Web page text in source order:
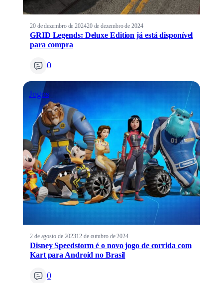
20 de dezembro de 202420 de dezembro de 2024
GRID Legends: Deluxe Edition já está disponível
para compra
0
Jogos
2 de agosto de 202312 de outubro de 2024
Disney Speedstorm é o novo jogo de corrida com
Kart para Android no Brasil
0